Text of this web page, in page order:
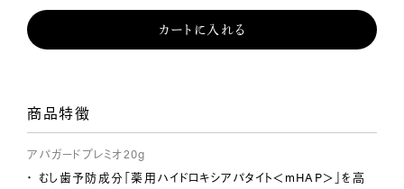
カートに入れる
商品特徴
アパガードプレミオ20g
むし歯予防成分「薬用ハイドロキシアパタイト＜mHAP＞」を高